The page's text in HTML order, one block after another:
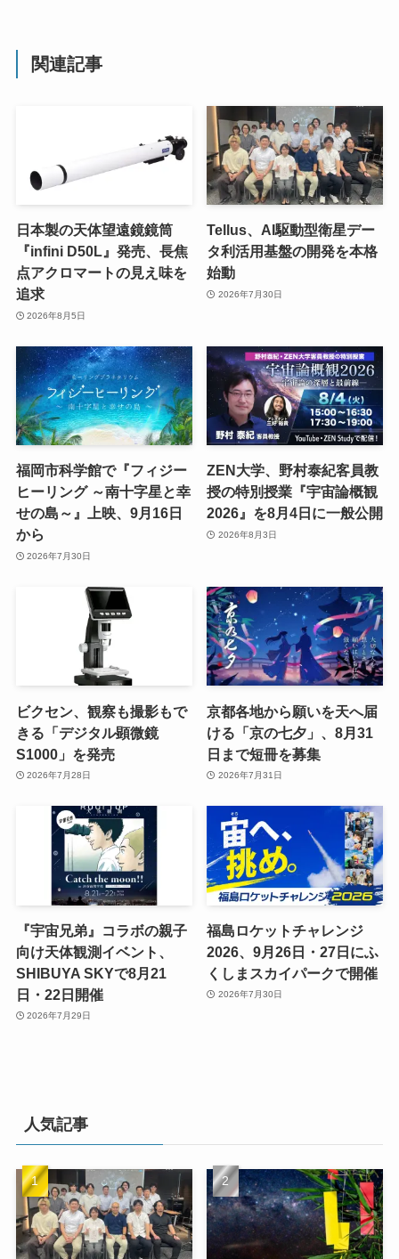
関連記事
日本製の天体望遠鏡鏡筒
『infini D50L』発売、長焦
点アクロマートの見え味を
追求
2026年8月5日
Tellus、AI駆動型衛星デー
タ利活用基盤の開発を本格
始動
2026年7月30日
福岡市科学館で『フィジー
ヒーリング ～南十字星と幸
せの島～』上映、9月16日
から
2026年7月30日
ZEN大学、野村泰紀客員教
授の特別授業『宇宙論概観
2026』を8月4日に一般公開
2026年8月3日
ビクセン、観察も撮影もで
きる「デジタル顕微鏡
S1000」を発売
2026年7月28日
京都各地から願いを天へ届
ける「京の七夕」、8月31
日まで短冊を募集
2026年7月31日
『宇宙兄弟』コラボの親子
向け天体観測イベント、
SHIBUYA SKYで8月21
日・22日開催
2026年7月29日
福島ロケットチャレンジ
2026、9月26日・27日にふ
くしまスカイパークで開催
2026年7月30日
人気記事